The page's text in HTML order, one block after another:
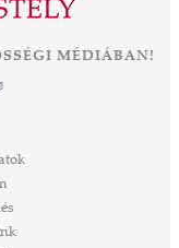
MÉDIÁBAN!